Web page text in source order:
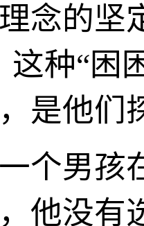
念的坚
这种“困
是他们
个男孩
他没有